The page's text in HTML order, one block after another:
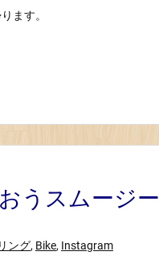
ます。
うスムージー
ング, Bike, Instagram